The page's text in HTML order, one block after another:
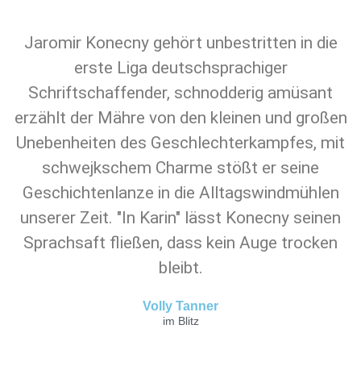
Jaromir Konecny gehört unbestritten in die
erste Liga deutschsprachiger
Schriftschaffender, schnodderig amüsant
erzählt der Mähre von den kleinen und großen
Unebenheiten des Geschlechterkampfes, mit
schwejkschem Charme stößt er seine
Geschichtenlanze in die Alltagswindmühlen
unserer Zeit. "In Karin" lässt Konecny seinen
Sprachsaft fließen, dass kein Auge trocken
bleibt.
Volly Tanner
im Blitz